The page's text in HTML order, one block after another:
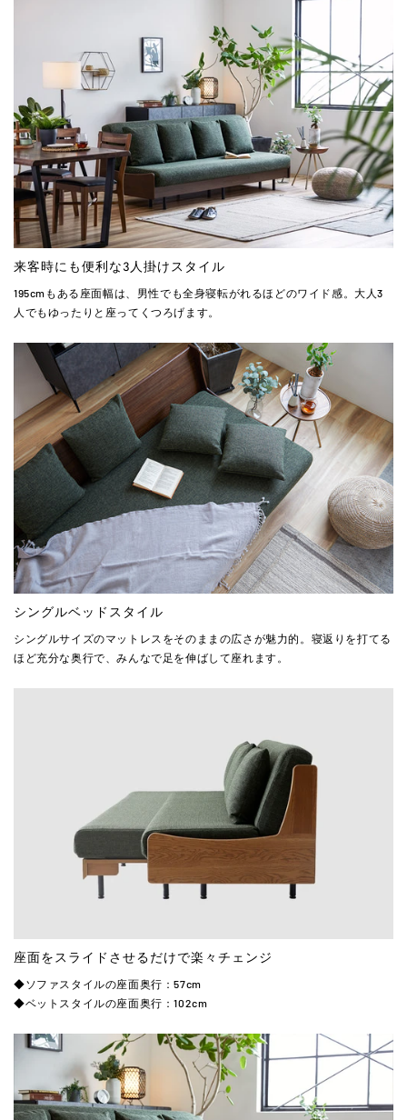
来客時にも便利な3人掛けスタイル
195cmもある座面幅は、男性でも全身寝転がれるほどのワイド感。大人3
人でもゆったりと座ってくつろげます。
シングルベッドスタイル
シングルサイズのマットレスをそのままの広さが魅力的。寝返りを打てる
ほど充分な奥行で、みんなで足を伸ばして座れます。
座面をスライドさせるだけで楽々チェンジ
◆ソファスタイルの座面奥行：57cm
◆ベットスタイルの座面奥行：102cm